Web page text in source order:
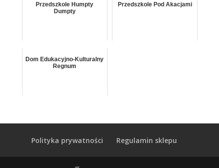
Przedszkole Humpty
Dumpty
Przedszkole Pod Akacjami
Dom Edukacyjno-Kulturalny
Regnum
Polityka prywatności Regulamin sklepu